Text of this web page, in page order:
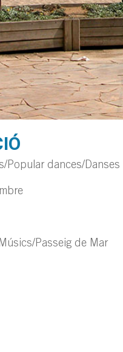
Popular dances/
Passeig de Mar